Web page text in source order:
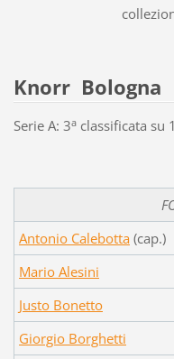
Knorr Bologna
Serie A: 3aclassificata su
Antonio Calebotta(cap.)
Mario Alesini
Justo Bonetto
Giorgio Borghetti